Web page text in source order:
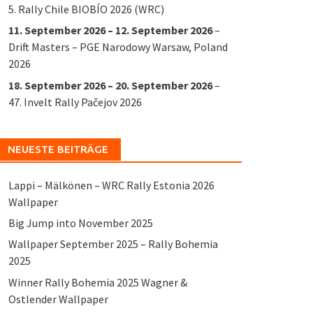
5. Rally Chile BIOBÍO 2026 (WRC)
11. September 2026 – 12. September 2026–
Drift Masters – PGE Narodowy Warsaw, Poland
2026
18. September 2026 – 20. September 2026–
47. Invelt Rally Pačejov 2026
NEUESTE BEITRÄGE
Lappi – Mälkönen – WRC Rally Estonia 2026
Wallpaper
Big Jump into November 2025
Wallpaper September 2025 – Rally Bohemia
2025
Winner Rally Bohemia 2025 Wagner &
Ostlender Wallpaper